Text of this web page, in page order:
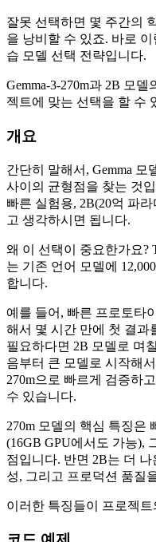
잘못 선택하면 몇 주간의
을 낭비할 수 있죠. 바로
습 모델 선택 전략입니다.
Gemma-3-270m과 2B 모
젝트에 맞는 선택을 할 수
개요
간단히 말해서, Gemma
사이의 균형점을 찾는 것
빠른 실험용, 2B(20억 파
고 생각하시면 됩니다.
왜 이 선택이 중요한가요?
는 기존 언어 모델에
합니다.
예를 들어, 빠른 프로토타
해서 몇 시간 만에 첫 결과
필요하다면 2B 모델로 며
음부터 큰 모델로 시작해
270m으로 빠르게 검증하
수 있습니다.
270m 모델의 핵심 특징은
(16GB GPU에서도 가능),
점입니다. 반면 2B는 더
성, 그리고 프로덕션 품질
이러한 특징들이 프로젝